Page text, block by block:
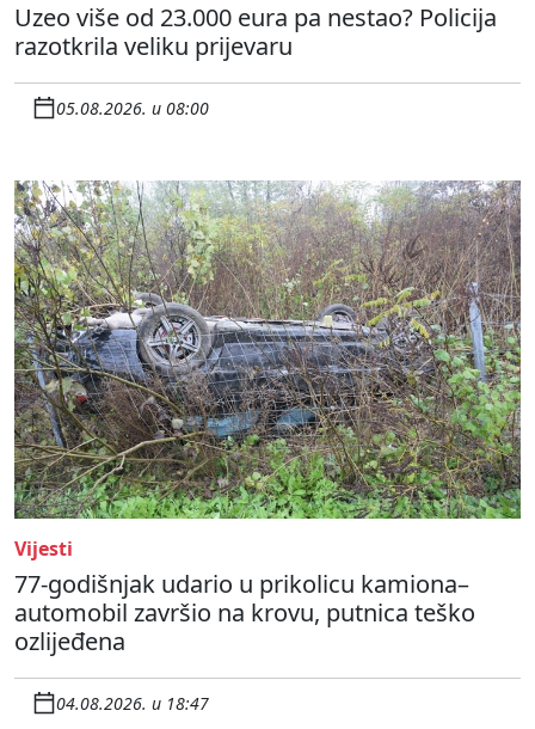
Uzeo više od 23.000 eura pa nestao? Policija
razotkrila veliku prijevaru
05.08.2026. u 08:00
Vijesti
77-godišnjak udario u prikolicu kamiona–
automobil završio na krovu, putnica teško
ozlijeđena
04.08.2026. u 18:47